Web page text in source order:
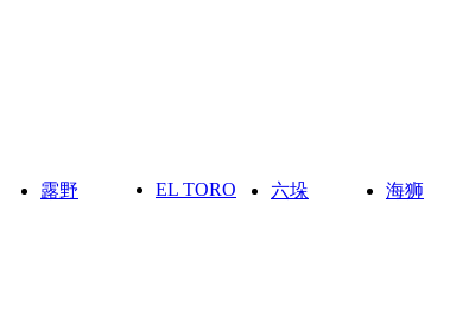
露野 EL TORO 六垛 海狮